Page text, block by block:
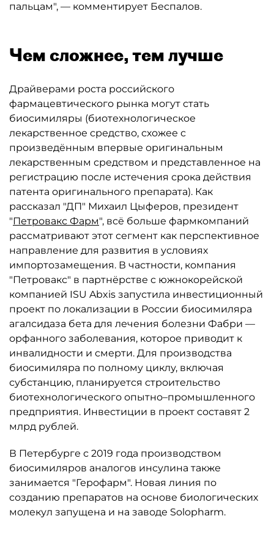
пальцам", — комментирует Беспалов.
Чем сложнее, тем лучше
Драйверами роста российского
фармацевтического рынка могут стать
биосимиляры (биотехнологическое
лекарственное средство, схожее с
произведённым впервые оригинальным
лекарственным средством и представленное на
регистрацию после истечения срока действия
патента оригинального препарата). Как
рассказал "ДП" Михаил Цыферов, президент
"Петровакс Фарм", всё больше фармкомпаний
рассматривают этот сегмент как перспективное
направление для развития в условиях
импортозамещения. В частности, компания
"Петровакс" в партнёрстве с южнокорейской
компанией ISU Abxis запустила инвестиционный
проект по локализации в России биосимиляра
агалсидаза бета для лечения болезни Фабри —
орфанного заболевания, которое приводит к
инвалидности и смерти. Для производства
биосимиляра по полному циклу, включая
субстанцию, планируется строительство
биотехнологического опытно–промышленного
предприятия. Инвестиции в проект составят 2
млрд рублей.
В Петербурге с 2019 года производством
биосимиляров аналогов инсулина также
занимается "Герофарм". Новая линия по
созданию препаратов на основе биологических
молекул запущена и на заводе Solopharm.